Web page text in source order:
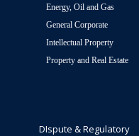
Energy, Oil and Gas
General Corporate
Intellectual Property
Property and Real Estate
DIspute & Regulatory